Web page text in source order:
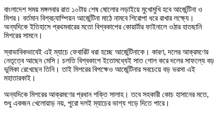
বাংলাদেশ সময় মঙ্গলবার রাত ১০টায় শেষ ষোলোর লড়াইয়ে মুখোমুখি হবে আর্জেন্টিনা ও
মিশর। বর্তমান বিশ্বচ্যাম্পিয়ন আর্জেন্টিনা মাঠে নামবে শিরোপা ধরে রাখার লক্ষ্যে।
অন্যদিকে ইতিহাসে প্রথমবারের মতো বিশ্বকাপের কোয়ার্টার ফাইনালে ওঠার হাতছানি
মিশরের সামনে।
স্বাভাবিকভাবেই এই ম্যাচে ফেবারিট ধরা হচ্ছে আর্জেন্টিনাকে। কারণ, দলের আক্রমণের
নেতৃত্বে আছেন মেসি। চলতি বিশ্বকাপে ইতোমধ্যেই সাত গোল করে দলের সাফল্যে বড়
ভূমিকা রেখেছেন তিনি। তাই মিশরের বিপক্ষেও আর্জেন্টিনার সবচেয়ে বড় ভরসা এই
মহাতারকাই।
অন্যদিকে মিশরের আক্রমণের প্রধান শক্তি সালাহ। তবে সহকারী কোচ হাসানের মতে,
শুধু একজন খেলোয়াড় নয়, পুরো দলই ম্যাচের ভাগ্য গড়ে দিতে পারে।